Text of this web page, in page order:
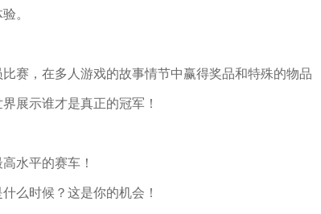
。
赛，在多人游戏的故事情节中赢得奖品和特殊的物品
展示谁才是真正的冠军！
水平的赛车！
么时候？这是你的机会！